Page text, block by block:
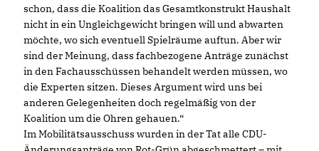
schon, dass die Koalition das Gesamtkonstrukt Haushalt
nicht in ein Ungleichgewicht bringen will und abwarten
möchte, wo sich eventuell Spielräume auftun. Aber wir
sind der Meinung, dass fachbezogene Anträge zunächst
in den Fachausschüssen behandelt werden müssen, wo
die Experten sitzen. Dieses Argument wird uns bei
anderen Gelegenheiten doch regelmäßig von der
Koalition um die Ohren gehauen.“
Im Mobilitätsausschuss wurden in der Tat alle CDU-